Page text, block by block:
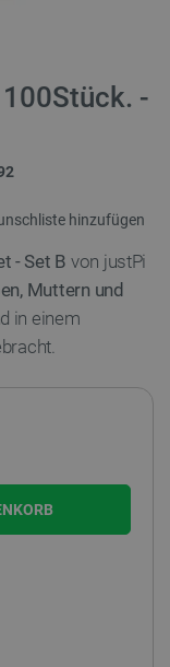
-
hinzufügen
- Set B von justPi
Muttern und
in einem